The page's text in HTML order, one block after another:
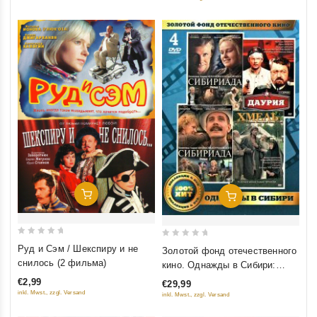
Добавить В Корзину
out
5
Руд и Сэм / Шекспиру и не
снилось (2 фильма)
€2,99
inkl. Mwst., zzgl. Versand
Добавить В Корзину
5
Золотой фонд отечественного
кино. Однажды в Сибири:
Сибириада (Фильм 1-2);
Даурия; Хмель (4 DVD)
€29,99
inkl. Mwst., zzgl. Versand